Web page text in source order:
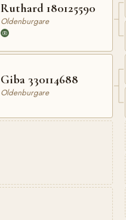
Ruthard 180125590
Oldenburgare
Giba 330114688
Oldenburgare